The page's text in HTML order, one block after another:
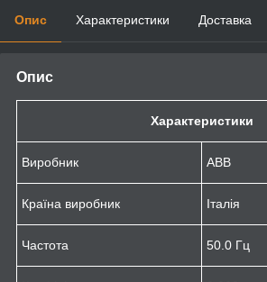
Опис Характеристики Доставка
Опис
Характеристики
Виробник ABB
Країна виробник Італія
Частота 50.0 Гц